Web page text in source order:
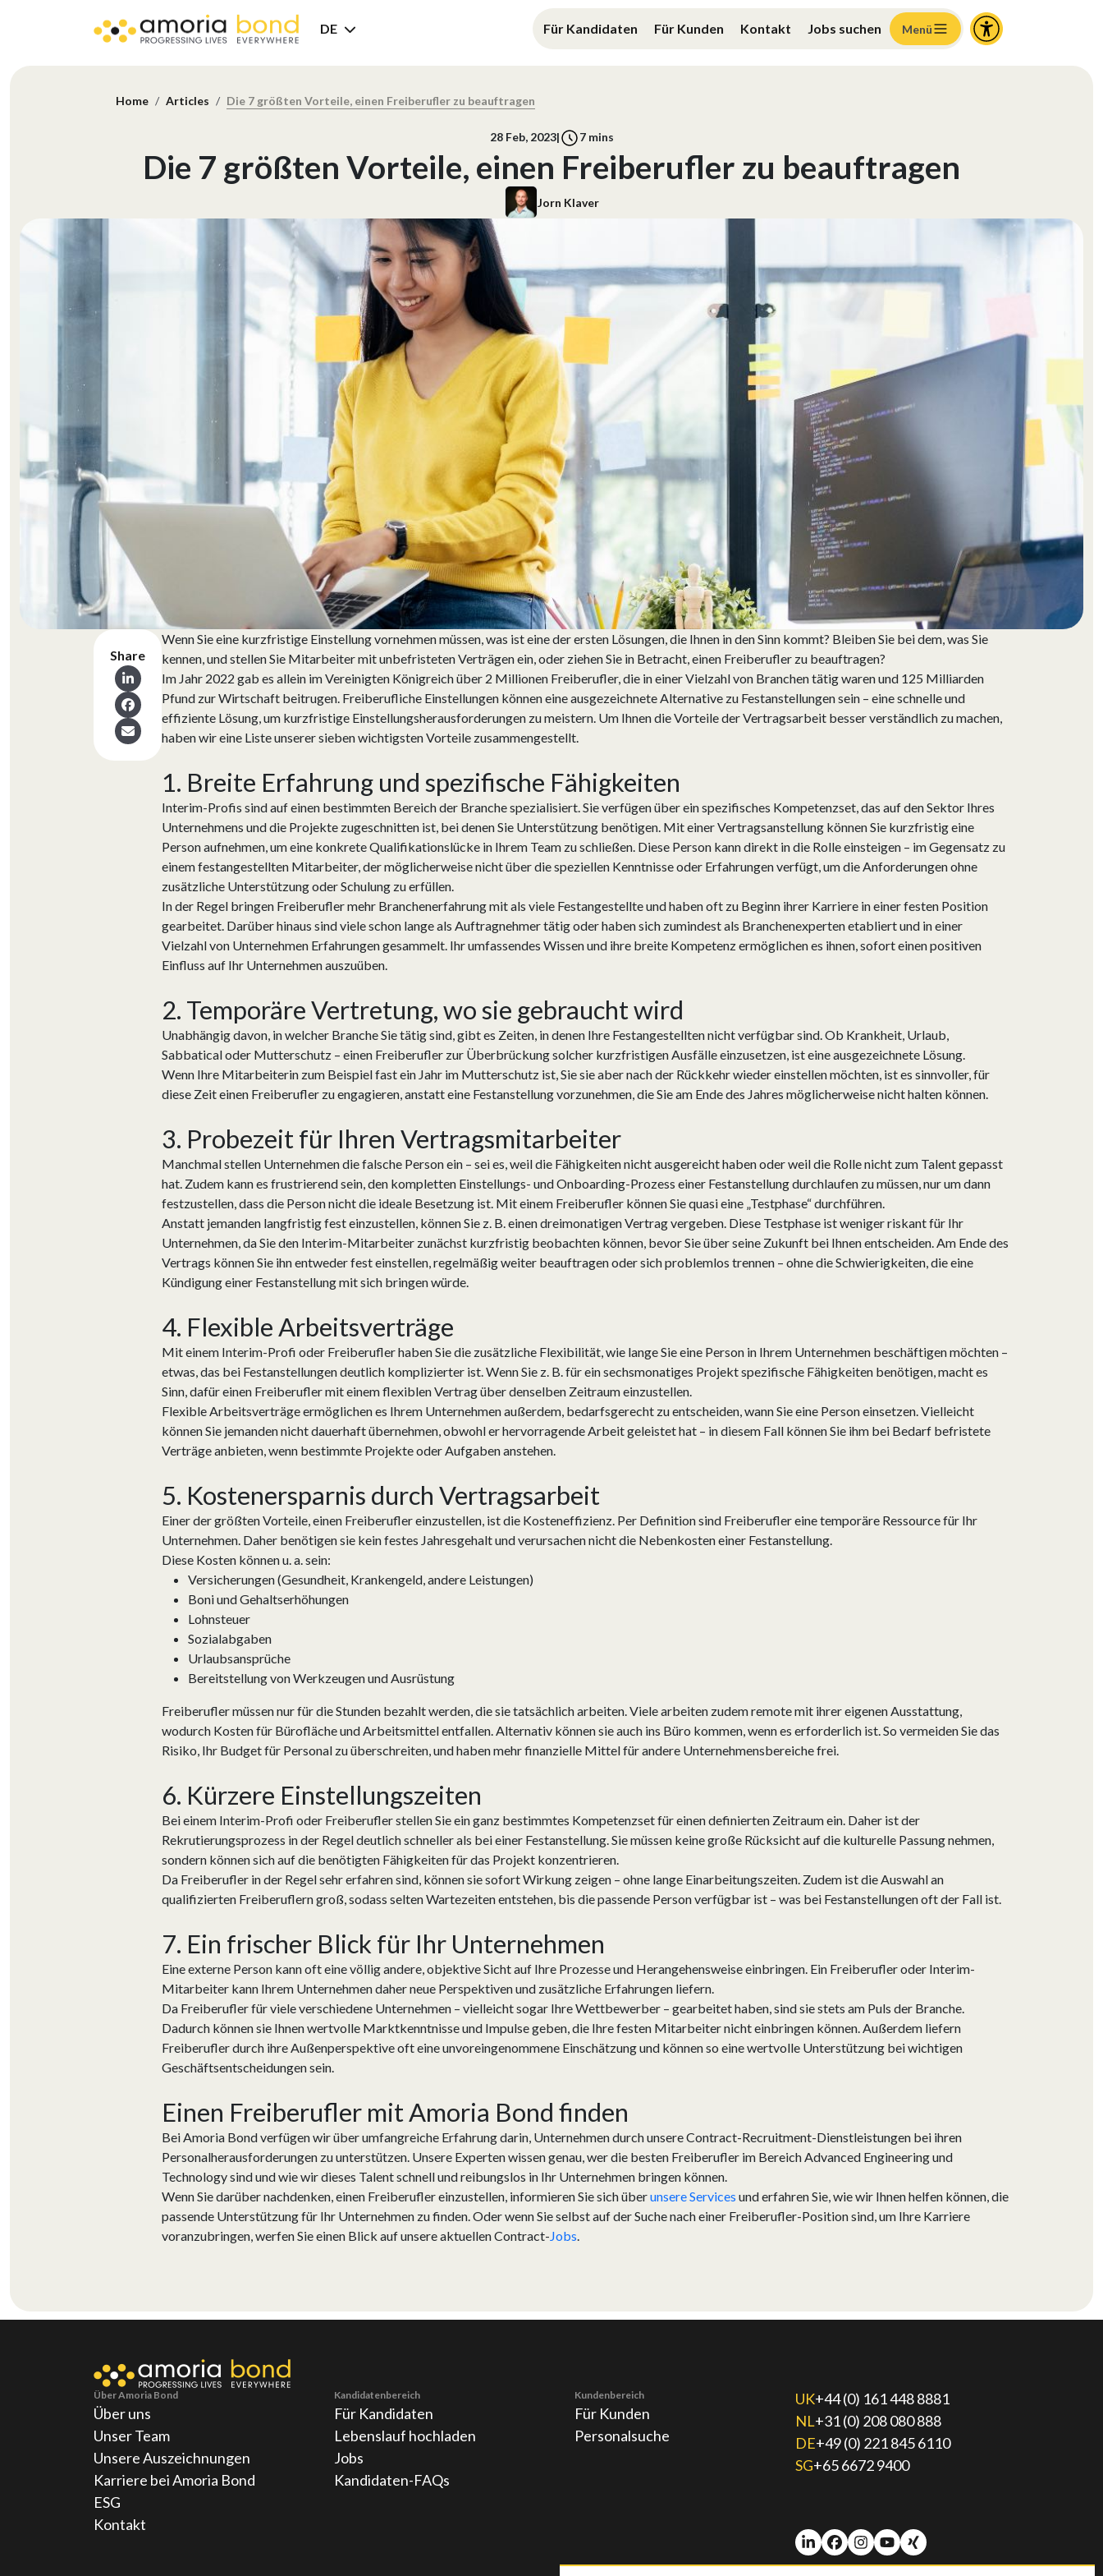
DE Für Kandidaten Für Kunden Kontakt Jobs suchen Menü
Home Articles Die 7 größten Vorteile, einen Freiberufler zu beauftragen
28 Feb, 2023| 7mins
Die 7 größten Vorteile, einen Freiberufler zu beauftragen
Jorn Klaver
Share
Wenn Sie eine kurzfristige Einstellung vornehmen müssen, was ist eine der ersten Lösungen, die Ihnen in den Sinn kommt? Bleiben Sie bei dem, was Sie
kennen, und stellen Sie Mitarbeiter mit unbefristeten Verträgen ein, oder ziehen Sie in Betracht, einen Freiberufler zu beauftragen?
Im Jahr 2022 gab es allein im Vereinigten Königreich über 2 Millionen Freiberufler, die in einer Vielzahl von Branchen tätig waren und 125 Milliarden
Pfund zur Wirtschaft beitrugen. Freiberufliche Einstellungen können eine ausgezeichnete Alternative zu Festanstellungen sein – eine schnelle und
effiziente Lösung, um kurzfristige Einstellungsherausforderungen zu meistern. Um Ihnen die Vorteile der Vertragsarbeit besser verständlich zu machen,
haben wir eine Liste unserer sieben wichtigsten Vorteile zusammengestellt.
1. Breite Erfahrung und spezifische Fähigkeiten
Interim-Profis sind auf einen bestimmten Bereich der Branche spezialisiert. Sie verfügen über ein spezifisches Kompetenzset, das auf den Sektor Ihres
Unternehmens und die Projekte zugeschnitten ist, bei denen Sie Unterstützung benötigen. Mit einer Vertragsanstellung können Sie kurzfristig eine
Person aufnehmen, um eine konkrete Qualifikationslücke in Ihrem Team zu schließen. Diese Person kann direkt in die Rolle einsteigen – im Gegensatz zu
einem festangestellten Mitarbeiter, der möglicherweise nicht über die speziellen Kenntnisse oder Erfahrungen verfügt, um die Anforderungen ohne
zusätzliche Unterstützung oder Schulung zu erfüllen.
In der Regel bringen Freiberufler mehr Branchenerfahrung mit als viele Festangestellte und haben oft zu Beginn ihrer Karriere in einer festen Position
gearbeitet. Darüber hinaus sind viele schon lange als Auftragnehmer tätig oder haben sich zumindest als Branchenexperten etabliert und in einer
Vielzahl von Unternehmen Erfahrungen gesammelt. Ihr umfassendes Wissen und ihre breite Kompetenz ermöglichen es ihnen, sofort einen positiven
Einfluss auf Ihr Unternehmen auszuüben.
2. Temporäre Vertretung, wo sie gebraucht wird
Unabhängig davon, in welcher Branche Sie tätig sind, gibt es Zeiten, in denen Ihre Festangestellten nicht verfügbar sind. Ob Krankheit, Urlaub,
Sabbatical oder Mutterschutz – einen Freiberufler zur Überbrückung solcher kurzfristigen Ausfälle einzusetzen, ist eine ausgezeichnete Lösung.
Wenn Ihre Mitarbeiterin zum Beispiel fast ein Jahr im Mutterschutz ist, Sie sie aber nach der Rückkehr wieder einstellen möchten, ist es sinnvoller, für
diese Zeit einen Freiberufler zu engagieren, anstatt eine Festanstellung vorzunehmen, die Sie am Ende des Jahres möglicherweise nicht halten können.
3. Probezeit für Ihren Vertragsmitarbeiter
Manchmal stellen Unternehmen die falsche Person ein – sei es, weil die Fähigkeiten nicht ausgereicht haben oder weil die Rolle nicht zum Talent gepasst
hat. Zudem kann es frustrierend sein, den kompletten Einstellungs- und Onboarding-Prozess einer Festanstellung durchlaufen zu müssen, nur um dann
festzustellen, dass die Person nicht die ideale Besetzung ist. Mit einem Freiberufler können Sie quasi eine „Testphase“ durchführen.
Anstatt jemanden langfristig fest einzustellen, können Sie z. B. einen dreimonatigen Vertrag vergeben. Diese Testphase ist weniger riskant für Ihr
Unternehmen, da Sie den Interim-Mitarbeiter zunächst kurzfristig beobachten können, bevor Sie über seine Zukunft bei Ihnen entscheiden. Am Ende des
Vertrags können Sie ihn entweder fest einstellen, regelmäßig weiter beauftragen oder sich problemlos trennen – ohne die Schwierigkeiten, die eine
Kündigung einer Festanstellung mit sich bringen würde.
4. Flexible Arbeitsverträge
Mit einem Interim-Profi oder Freiberufler haben Sie die zusätzliche Flexibilität, wie lange Sie eine Person in Ihrem Unternehmen beschäftigen möchten –
etwas, das bei Festanstellungen deutlich komplizierter ist. Wenn Sie z. B. für ein sechsmonatiges Projekt spezifische Fähigkeiten benötigen, macht es
Sinn, dafür einen Freiberufler mit einem flexiblen Vertrag über denselben Zeitraum einzustellen.
Flexible Arbeitsverträge ermöglichen es Ihrem Unternehmen außerdem, bedarfsgerecht zu entscheiden, wann Sie eine Person einsetzen. Vielleicht
können Sie jemanden nicht dauerhaft übernehmen, obwohl er hervorragende Arbeit geleistet hat – in diesem Fall können Sie ihm bei Bedarf befristete
Verträge anbieten, wenn bestimmte Projekte oder Aufgaben anstehen.
5. Kostenersparnis durch Vertragsarbeit
Einer der größten Vorteile, einen Freiberufler einzustellen, ist die Kosteneffizienz. Per Definition sind Freiberufler eine temporäre Ressource für Ihr
Unternehmen. Daher benötigen sie kein festes Jahresgehalt und verursachen nicht die Nebenkosten einer Festanstellung.
Diese Kosten können u. a. sein:
Versicherungen (Gesundheit, Krankengeld, andere Leistungen)
Boni und Gehaltserhöhungen
Lohnsteuer
Sozialabgaben
Urlaubsansprüche
Bereitstellung von Werkzeugen und Ausrüstung
Freiberufler müssen nur für die Stunden bezahlt werden, die sie tatsächlich arbeiten. Viele arbeiten zudem remote mit ihrer eigenen Ausstattung,
wodurch Kosten für Bürofläche und Arbeitsmittel entfallen. Alternativ können sie auch ins Büro kommen, wenn es erforderlich ist. So vermeiden Sie das
Risiko, Ihr Budget für Personal zu überschreiten, und haben mehr finanzielle Mittel für andere Unternehmensbereiche frei.
6. Kürzere Einstellungszeiten
Bei einem Interim-Profi oder Freiberufler stellen Sie ein ganz bestimmtes Kompetenzset für einen definierten Zeitraum ein. Daher ist der
Rekrutierungsprozess in der Regel deutlich schneller als bei einer Festanstellung. Sie müssen keine große Rücksicht auf die kulturelle Passung nehmen,
sondern können sich auf die benötigten Fähigkeiten für das Projekt konzentrieren.
Da Freiberufler in der Regel sehr erfahren sind, können sie sofort Wirkung zeigen – ohne lange Einarbeitungszeiten. Zudem ist die Auswahl an
qualifizierten Freiberuflern groß, sodass selten Wartezeiten entstehen, bis die passende Person verfügbar ist – was bei Festanstellungen oft der Fall ist.
7. Ein frischer Blick für Ihr Unternehmen
Eine externe Person kann oft eine völlig andere, objektive Sicht auf Ihre Prozesse und Herangehensweise einbringen. Ein Freiberufler oder Interim-
Mitarbeiter kann Ihrem Unternehmen daher neue Perspektiven und zusätzliche Erfahrungen liefern.
Da Freiberufler für viele verschiedene Unternehmen – vielleicht sogar Ihre Wettbewerber – gearbeitet haben, sind sie stets am Puls der Branche.
Dadurch können sie Ihnen wertvolle Marktkenntnisse und Impulse geben, die Ihre festen Mitarbeiter nicht einbringen können. Außerdem liefern
Freiberufler durch ihre Außenperspektive oft eine unvoreingenommene Einschätzung und können so eine wertvolle Unterstützung bei wichtigen
Geschäftsentscheidungen sein.
Einen Freiberufler mit Amoria Bond finden
Bei Amoria Bond verfügen wir über umfangreiche Erfahrung darin, Unternehmen durch unsere Contract-Recruitment-Dienstleistungen bei ihren
Personalherausforderungen zu unterstützen. Unsere Experten wissen genau, wer die besten Freiberufler im Bereich Advanced Engineering und
Technology sind und wie wir dieses Talent schnell und reibungslos in Ihr Unternehmen bringen können.
Wenn Sie darüber nachdenken, einen Freiberufler einzustellen, informieren Sie sich überunsere Services und erfahren Sie, wie wir Ihnen helfen können, die
passende Unterstützung für Ihr Unternehmen zu finden. Oder wenn Sie selbst auf der Suche nach einer Freiberufler-Position sind, um Ihre Karriere
voranzubringen, werfen Sie einen Blick auf unsere aktuellen Contract-Jobs.
Über Amoria Bond
Über uns
Unser Team
Unsere Auszeichnungen
Karriere bei Amoria Bond
ESG
Kontakt
Kandidatenbereich
Für Kandidaten
Lebenslauf hochladen
Jobs
Kandidaten-FAQs
Kundenbereich
Für Kunden
Personalsuche
UK+44 (0) 161 448 8881
NL+31 (0) 208 080 888
DE+49 (0) 221 845 6110
SG+65 6672 9400